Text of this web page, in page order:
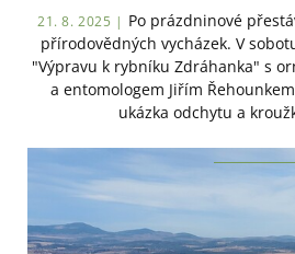
21. 8. 2025 | Po prázdninové
přírodovědných vycházek. V
"Výpravu k rybníku Zdráhanka" s
a entomologem Jiřím
ukázka odchytu a